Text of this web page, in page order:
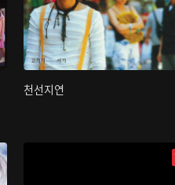
천선지연